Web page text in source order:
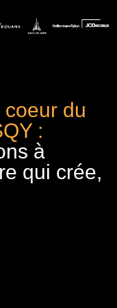
du
:
à
qui crée,